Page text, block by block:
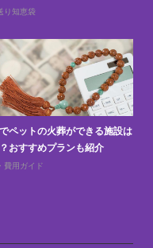
り知恵袋
ペットの火葬ができる施設は
おすすめプランも紹介
費用ガイド